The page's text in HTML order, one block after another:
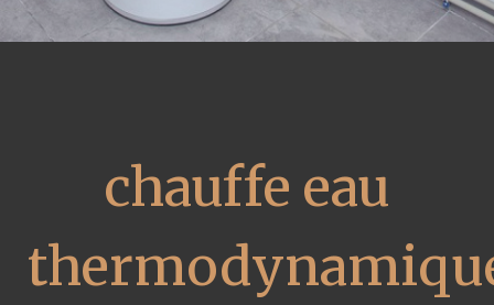
chauffe eau